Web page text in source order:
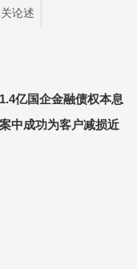
论述
亿国企金融债权本息
中成功为客户减损近